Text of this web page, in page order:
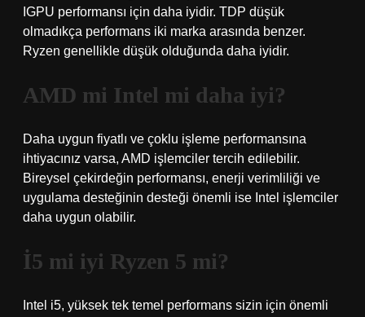
IGPU performansı için daha iyidir. TDP düşük
olmadıkça performans iki marka arasında benzer.
Ryzen genellikle düşük olduğunda daha iyidir.
AMD mi Intel mi daha iyi?
Daha uygun fiyatlı ve çoklu işleme performansına
ihtiyacınız varsa, AMD işlemciler tercih edilebilir.
Bireysel çekirdeğin performansı, enerji verimliliği ve
uygulama desteğinin desteği önemli ise Intel işlemciler
daha uygun olabilir.
İ5 mi iyi Ryzen 5 mi?
Intel i5, yüksek tek temel performans sizin için önemli